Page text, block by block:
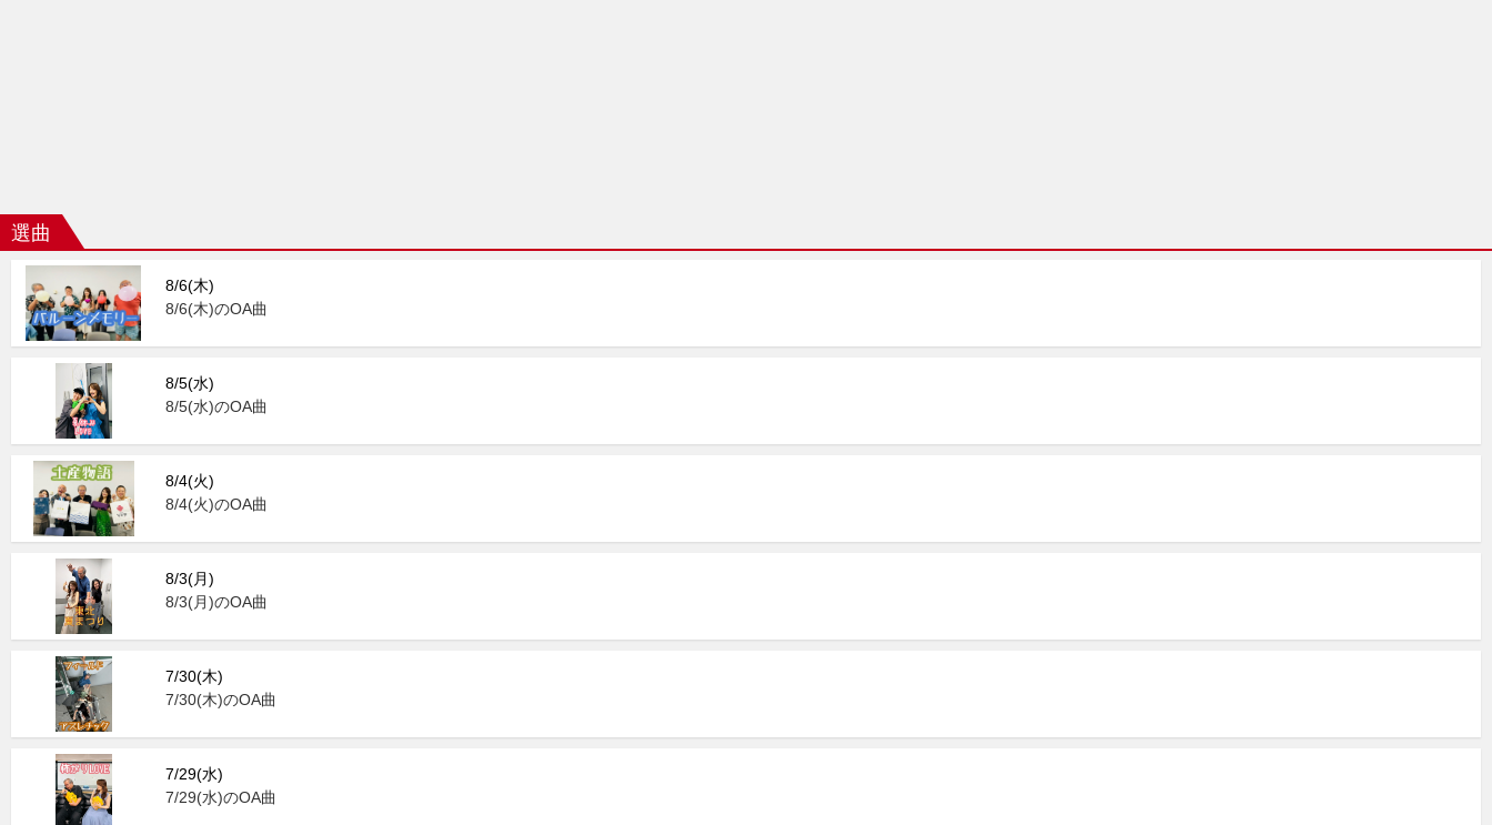
選曲
8/6(木)
8/6(木)のOA曲
8/5(水)
8/5(水)のOA曲
8/4(火)
8/4(火)のOA曲
8/3(月)
8/3(月)のOA曲
7/30(木)
7/30(木)のOA曲
7/29(水)
7/29(水)のOA曲